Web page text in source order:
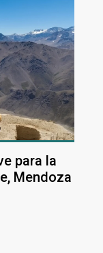
para la
Mendoza